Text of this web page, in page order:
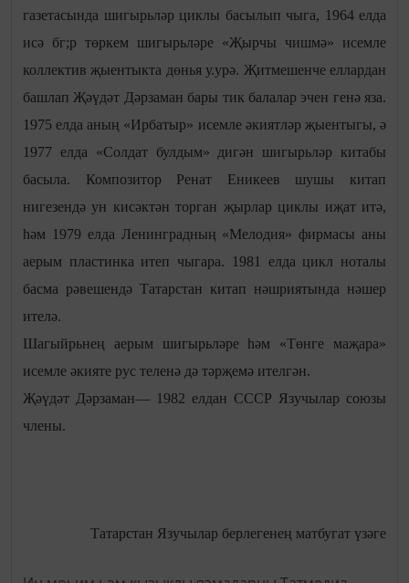
газетасында шигырьләр циклы басылып чыга, 1964 елда
исә бг;р төркем шигырьләре «Җырчы чишмә» исемле
коллектив җыентыкта дөнья у.урә. Җитмешенче еллардан
башлап Җәүдәт Дәрзаман бары тик балалар эчен генә яза.
1975 елда аның «Ирбатыр» исемле әкиятләр җыентыгы, ә
1977 елда «Солдат булдым» дигән шигырьләр китабы
басыла. Композитор Ренат Еникеев шушы китап
нигезендә ун кисәктән торган җырлар циклы иҗат итә,
һәм 1979 елда Ленинградның «Мелодия» фирмасы аны
аерым пластинка итеп чыгара. 1981 елда цикл ноталы
басма рәвешендә Татарстан китап нәшриятында нәшер
ителә.
Шагыйрьнең аерым шигырьләре һәм «Төнге маҗара»
исемле әкияте рус теленә дә тәрҗемә ителгән.
Җәүдәт Дәрзаман— 1982 елдан СССР Язучылар союзы
члены.
Татарстан Язучылар берлегенең матбугат үзәге